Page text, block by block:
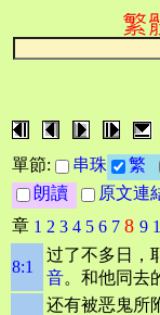
單節: 串珠 繁
朗讀
原文連
章 1 2 3 4 5 6 7 8 9
8:1
过了不多日，
音。和他同去
还有被恶鬼所